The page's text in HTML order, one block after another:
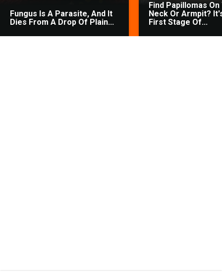
Fungus Is A Parasite, And It
Dies From A Drop Of Plain...
Find Papillomas On
Neck Or Armpit?
First Stage Of...